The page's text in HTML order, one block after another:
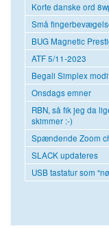
Korte danske ord
Små
BUG Magnetic
ATF 5/11-2023
Begali Simplex
Onsdags emner
RBN, så fik jeg da
skimmer :-)
Spændende Zoom
SLACK updateres
USB tastatur som